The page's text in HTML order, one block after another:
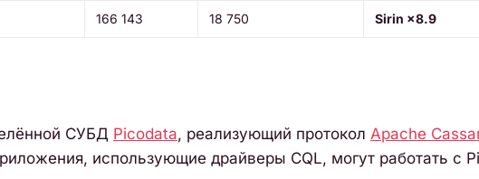
166 143 18 750 Sirin ×8.9
СУБД Picodata, реализующий протокол Apache
использующие драйверы CQL, могут работать с